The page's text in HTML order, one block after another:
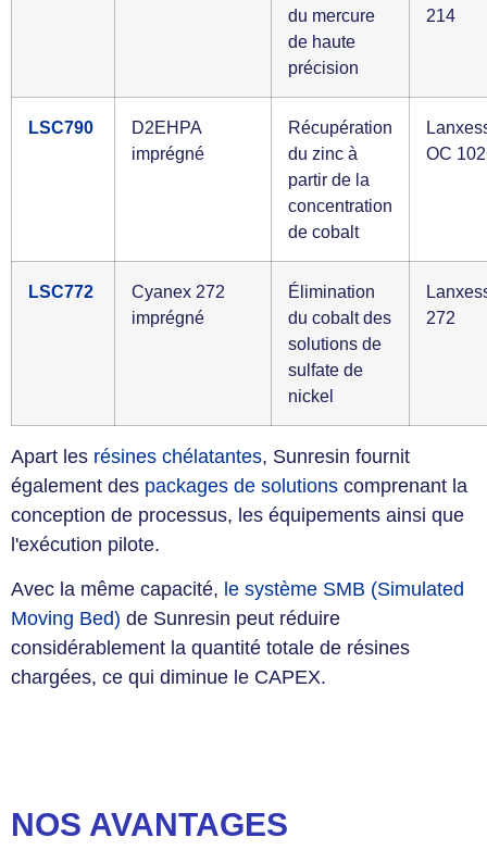
du mercure
de haute
précision
214
LSC790
D2EHPA
imprégné
Récupération
du zinc à
partir de la
concentration
de cobalt
OC
LSC772
Cyanex 272
imprégné
Élimination
du cobalt des
solutions de
sulfate de
nickel
272
Apart les résines chélatantes, Sunresin fournit
également des packages de solutions comprenant la
conception de processus, les équipements ainsi que
l'exécution pilote.
Avec la même capacité, le système SMB (Simulated
Moving Bed) de Sunresin peut réduire
considérablement la quantité totale de résines
chargées, ce qui diminue le CAPEX.
NOS AVANTAGES